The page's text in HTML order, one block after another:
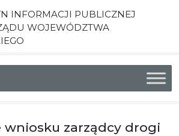
INFORMACJI PUBLICZNEJ
WOJEWÓDZTWA
zarządcy drogi